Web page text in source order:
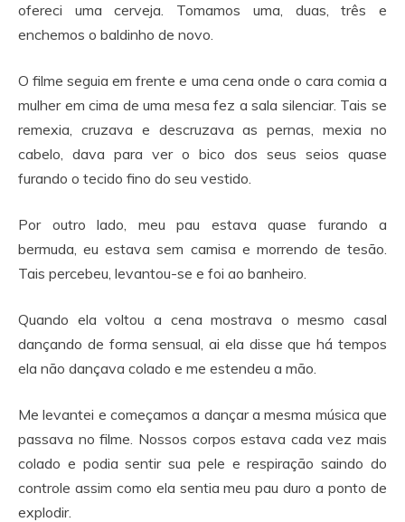
ofereci uma cerveja. Tomamos uma, duas, três e
enchemos o baldinho de novo.
O filme seguia em frente e uma cena onde o cara comia a
mulher em cima de uma mesa fez a sala silenciar. Tais se
remexia, cruzava e descruzava as pernas, mexia no
cabelo, dava para ver o bico dos seus seios quase
furando o tecido fino do seu vestido.
Por outro lado, meu pau estava quase furando a
bermuda, eu estava sem camisa e morrendo de tesão.
Tais percebeu, levantou-se e foi ao banheiro.
Quando ela voltou a cena mostrava o mesmo casal
dançando de forma sensual, ai ela disse que há tempos
ela não dançava colado e me estendeu a mão.
Me levantei e começamos a dançar a mesma música que
passava no filme. Nossos corpos estava cada vez mais
colado e podia sentir sua pele e respiração saindo do
controle assim como ela sentia meu pau duro a ponto de
explodir.